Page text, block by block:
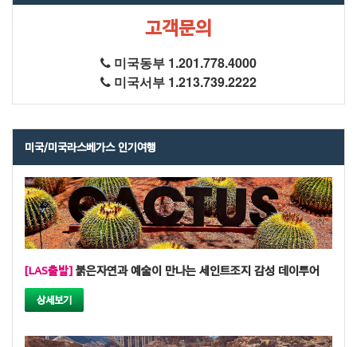
고객문의
미국동부 1.201.778.4000
미국서부 1.213.739.2222
미국/미국라스베가스 인기여행
[LAS출발] 붉은자연과 예술이 만나는 세인트조지 감성 데이투어
상세보기